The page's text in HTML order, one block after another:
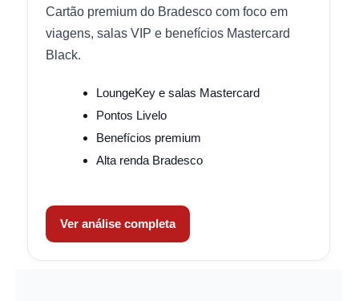
Cartão premium do Bradesco com foco em
viagens, salas VIP e benefícios Mastercard
Black.
LoungeKey e salas Mastercard
Pontos Livelo
Benefícios premium
Alta renda Bradesco
Ver análise completa